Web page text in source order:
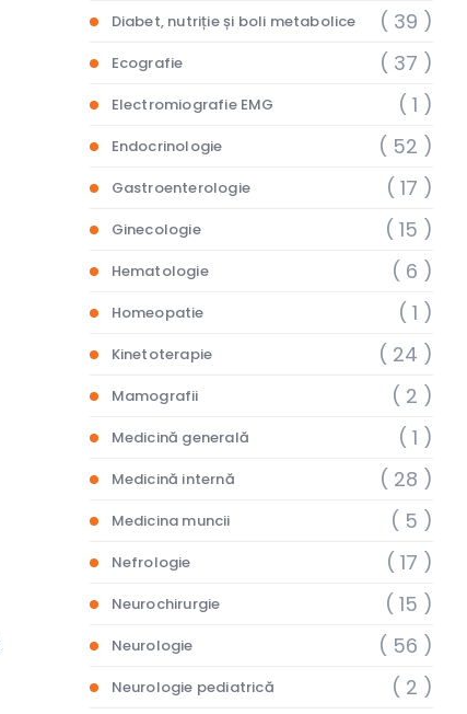
Diabet, nutriție și boli metabolice ( 39 )
Ecografie ( 37 )
Electromiografie EMG ( 1 )
Endocrinologie ( 52 )
Gastroenterologie ( 17 )
Ginecologie ( 15 )
Hematologie ( 6 )
Homeopatie ( 1 )
Kinetoterapie ( 24 )
Mamografii ( 2 )
Medicină generală ( 1 )
Medicină internă ( 28 )
Medicina muncii ( 5 )
Nefrologie ( 17 )
Neurochirurgie ( 15 )
Neurologie ( 56 )
Neurologie pediatrică ( 2 )